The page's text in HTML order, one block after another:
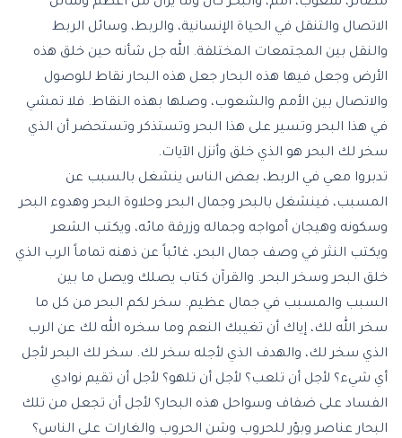
الاتصال والتنقل في الحياة الإنسانية، والربط، وسائل الربط
والنقل بين المجتمعات المختلفة. الله جل شأنه حين خلق هذه
الأرض وجعل فيها هذه البحار جعل هذه البحار نقاط للوصول
والاتصال بين الأمم والشعوب، وصلها بهذه النقاط. فلا تمشي
في هذا البحر وتسير على هذا البحر وتستذكر وتستحضر أن الذي
سخر لك البحر هو الذي خلق وأنزل الآيات.
تدبروا معي في الربط، بعض الناس ينشغل بالسبب عن
المسبب، فينشغل بالبحر وجمال البحر وحلاوة البحر وهدوء البحر
وسكونه وهيجان أمواجه وجماله وزرقة مائه، ويكتب الشعر
ويكتب النثر في وصف جمال البحر، غائباً عن ذهنه تماماً الرب الذي
خلق البحر وسخر البحر. والقرآن كتاب يصلك ويصل ما بين
السبب والمسبب في جمال عظيم. سخر لكم البحر من كل ما
سخر الله لك، إياك أن تغيبك النعم وما سخره الله لك عن الرب
الذي سخر لك، والهدف الذي لأجله سخر لك. سخر لك البحر لأجل
أي شيء؟ لأجل أن تلعب؟ لأجل أن تلهو؟ لأجل أن تقيم نوادي
الفساد على ضفاف وسواحل هذه البحار؟ لأجل أن تجعل من تلك
البحار عناصر وبؤر للحروب وشن الحروب والغارات على الناس؟